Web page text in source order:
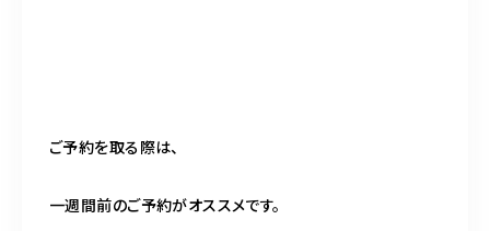
ご予約を取る際は、
一週間前のご予約がオススメです。